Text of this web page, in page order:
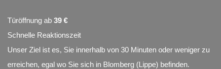
Türöffnung ab 39 €
Schnelle Reaktionszeit
Unser Ziel ist es, Sie innerhalb von 30 Minuten oder weniger zu
erreichen, egal wo Sie sich in Blomberg (Lippe) befinden.